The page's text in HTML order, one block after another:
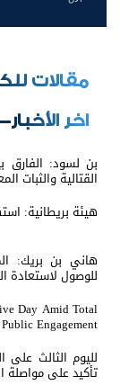
مقالات
اخر الأخبار
بن لسود: الفارق
القتالية والثبات
هيئة بريطانية:
هاني بن بريك:
للوصول لاستعادة
Day Amid Total
Engagement.
لليوم الثالث
تأكيد على مواصلة